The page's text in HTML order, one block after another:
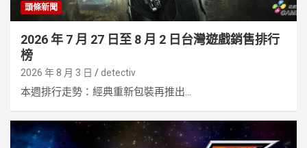
頭條新聞
2026 年 7 月 27 日至 8 月 2 日台灣遊戲銷售排行
榜
2026 年 8 月 3 日 detectiv
本週排行走勢：經典重新包裝再推出...